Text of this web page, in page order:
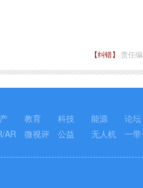
【纠错】 责任
教育 科技 能源
论坛
AR 微视评 公益 无人机 一